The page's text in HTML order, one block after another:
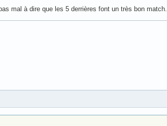
mal à dire que les 5 derrières font un très bon match.